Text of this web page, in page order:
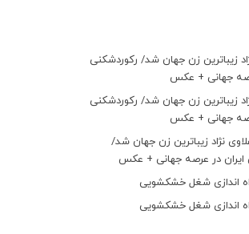
زیباترین زن جهان شد/ رکوردشکنی
جهانی + عکس
زیباترین زن جهان شد/ رکوردشکنی
جهانی + عکس
نژاد زیباترین زن جهان شد/
ایران در عرصه جهانی + عکس
اندازی شغل خشکشویی
اندازی شغل خشکشویی